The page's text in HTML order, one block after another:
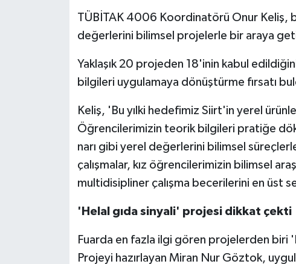
TÜBİTAK 4006 Koordinatörü Onur Keliş,
değerlerini bilimsel projelerle bir araya
Yaklaşık 20 projeden 18'inin kabul
bilgileri uygulamaya dönüştürme fırsatı
Keliş, 'Bu yılki hedefimiz Siirt'in yerel
Öğrencilerimizin teorik bilgileri pratiğe
narı gibi yerel değerlerini bilimsel
çalışmalar, kız öğrencilerimizin bilimsel
multidisipliner çalışma becerilerini en üst
'Helal gıda sinyali' projesi dikkat çekti
Fuarda en fazla ilgi gören projelerden biri
Projeyi hazırlayan Miran Nur Göztok,